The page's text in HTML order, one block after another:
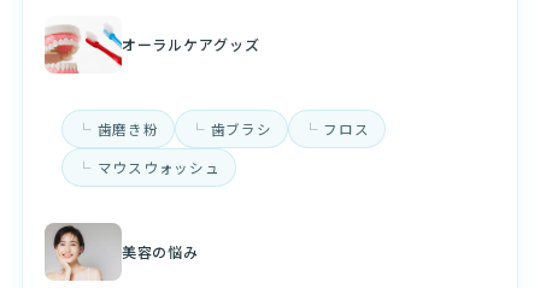
オーラルケアグッズ
歯磨き粉 歯ブラシ
フロス
マウスウォッシュ
美容の悩み